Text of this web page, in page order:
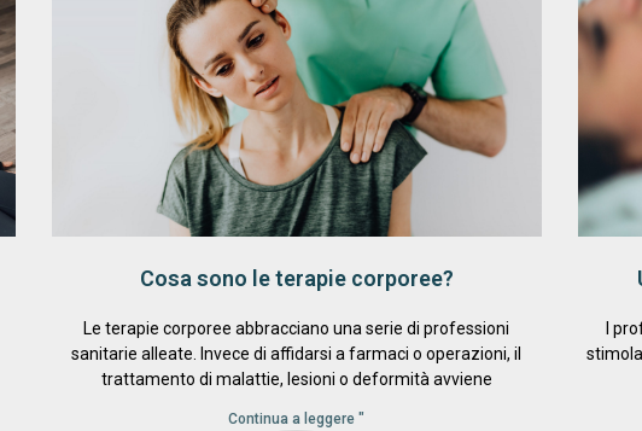
Cosa sono le terapie corporee?
Le terapie corporee abbracciano una serie di professioni
sanitarie alleate. Invece di affidarsi a farmaci o operazioni, il
trattamento di malattie, lesioni o deformità avviene
Continua a leggere "
I